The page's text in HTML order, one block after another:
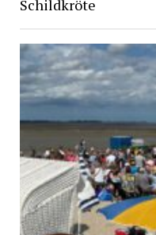
Schildkröte